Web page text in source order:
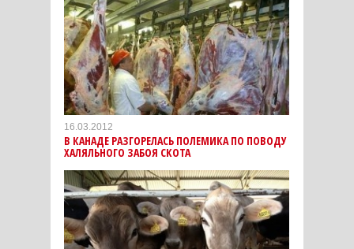
16.03.2012
В КАНАДЕ РАЗГОРЕЛАСЬ ПОЛЕМИКА ПО ПОВОДУ
ХАЛЯЛЬНОГО ЗАБОЯ СКОТА